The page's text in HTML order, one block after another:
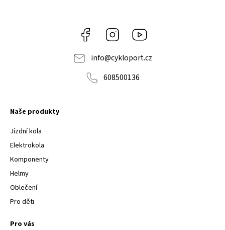
Facebook Instagram
info@cykloport.cz
608500136
Naše produkty
Jízdní kola
Elektrokola
Komponenty
Helmy
Oblečení
Pro děti
Pro vás